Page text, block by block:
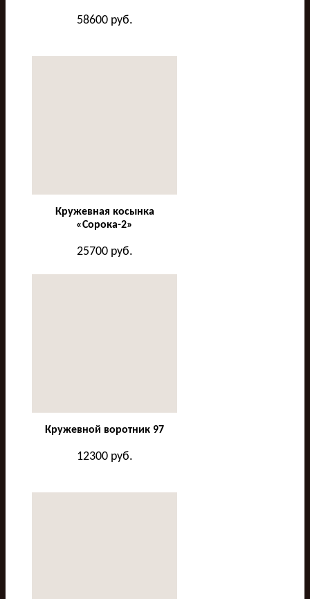
58600руб.
Кружевная косынка
«Сорока-2»
25700руб.
Кружевной воротник 97
12300руб.